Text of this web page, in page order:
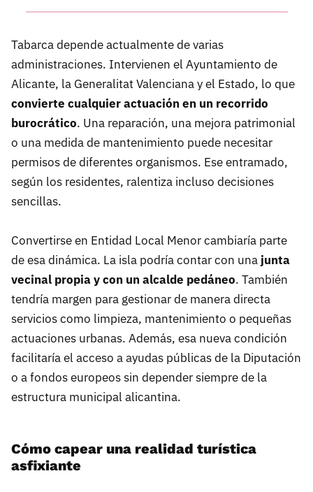
Tabarca depende actualmente de varias
administraciones. Intervienen el Ayuntamiento de
Alicante, la Generalitat Valenciana y el Estado, lo que
convierte cualquier actuación en un recorrido
burocrático. Una reparación, una mejora patrimonial
o una medida de mantenimiento puede necesitar
permisos de diferentes organismos. Ese entramado,
según los residentes, ralentiza incluso decisiones
sencillas.
Convertirse en Entidad Local Menor cambiaría parte
de esa dinámica. La isla podría contar con una junta
vecinal propia y con un alcalde pedáneo. También
tendría margen para gestionar de manera directa
servicios como limpieza, mantenimiento o pequeñas
actuaciones urbanas. Además, esa nueva condición
facilitaría el acceso a ayudas públicas de la Diputación
o a fondos europeos sin depender siempre de la
estructura municipal alicantina.
Cómo capear una realidad turística
asfixiante